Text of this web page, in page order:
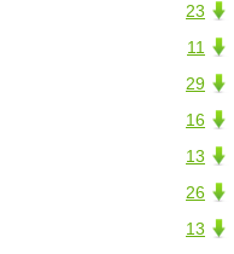
23
11
29
16
13
26
13